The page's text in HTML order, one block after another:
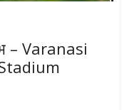
– Varanasi